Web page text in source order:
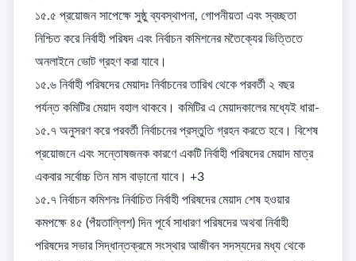
১৫.৫ প্রয়োজন সাপেক্ষে সুষ্ঠু ব্যবস্থাপনা, গোপনীয়তা এবং স্বচ্ছতা
নিশ্চিত করে নির্বাহী পরিষদ এবং নির্বাচন কমিশনের মতৈক্যের ভিত্তিতে
অনলাইনে ভোট গ্রহণ করা যাবে।
১৫.৬ নির্বাহী পরিষদের মেয়াদঃ নির্বাচনের তারিখ থেকে পরবর্তী ২ বছর
পর্যন্ত কমিটির মেয়াদ বহাল থাকবে। কমিটির এ মেয়াদকালের মধ্যেই ধারা-
১৫.৭ অনুসরণ করে পরবর্তী নির্বাচনের প্রস্তুতি গ্রহন করতে হবে। বিশেষ
প্রয়োজনে এবং সন্তোষজনক কারণে একটি নির্বাহী পরিষদের মেয়াদ মাত্র
একবার সর্বোচ্চ তিন মাস বাড়ানো যাবে। +3
১৫.৭ নির্বাচন কমিশনঃ নির্বাচিত নির্বাহী পরিষদের মেয়াদ শেষ হওয়ার
কমপক্ষে ৪৫ (পঁয়তাল্লিশ) দিন পূর্বে সাধারণ পরিষদের অথবা নির্বাহী
পরিষদের সভার সিদ্ধান্তক্রমে সংস্থার আজীবন সদস্যদের মধ্য থেকে